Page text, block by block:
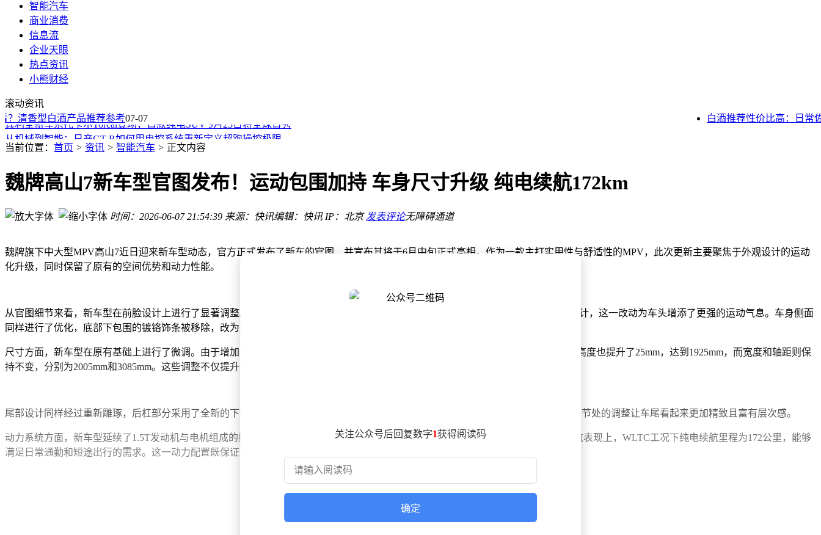
智能汽车
商业消费
信息流
企业天眼
热点资讯
小熊财经
滚动资讯
清香型白酒产品推荐参考07-07 白酒推荐性价比高：日常佐
全新坦克300焕新登场：车身优化智能升级，预售25.98万元起
宾利全新车系托卡尔Torcal登场，首款纯电SUV 9月23日将全球首秀
从机械到智能：日产GT-R如何用电控系统重新定义超跑操控极限
百万美元圆收藏梦，三台阿尔法罗密欧8C打造专属经典车库
比亚迪调整支付策略：商票承兑余额2026年6月末攀升至249亿元
马麟：蔚来品牌6月平均成交价为44.3万元
宝马M2凭借全新赛道套件打破燃油及混动紧凑车型纽北纪录
宾利第四大车系命名托卡尔Torcal，首款纯电SUV 9月23日亮相
全新坦克300焕新登场：车身优化智能升级，预售25.98万元起
当前位置： 首页 > 资讯 > 智能汽车 > 正文内容
魏牌高山7新车型官图发布！运动包围加持 车身尺寸升级 纯电续航172km
时间：2026-06-07 21:54:39 来源：快讯编辑：快讯 IP：北京 发表评论无障碍通道
魏牌旗下中大型MPV高山7近日迎来新车型动态，官方正式发布了新车的官图，并宣布其将于6月中旬正式亮相。作为一款主打实用性与舒适性的MPV，此次更新主要聚焦于外观设计的运动
化升级，同时保留了原有的空间优势和动力性能。
从官图细节来看，新车型在前脸设计上进行了显著调整。原本贯穿前杠下部的U形镀铬装饰被取消，取而代之的是底部突出的扰流铲设计，这一改动为车头增添了更强的运动气息。车身侧面
同样进行了优化，底部下包围的镀铬饰条被移除，改为更具空气动力学效果的扰流下边裙，进一步强化了整车的运动风格。
尺寸方面，新车型在原有基础上进行了微调。由于增加了前包围设计，车身长度从原来的5094mm增加至5149mm，增幅达55mm；车身高度也提升了25mm，达到1925mm，而宽度和轴距则保
持不变，分别为2005mm和3085mm。这些调整不仅提升了车辆的视觉效果，也为车内空间布局提供了更多可能性。
尾部设计同样经过重新雕琢，后杠部分采用了全新的下包围造型，与前脸和侧面的运动化风格形成呼应。虽然整体轮廓保持不变，但细节处的调整让车尾看起来更加精致且富有层次感。
动力系统方面，新车型延续了1.5T发动机与电机组成的插电式混合动力系统，系统综合功率达到337千瓦，综合扭矩为644牛·米。在续航表现上，WLTC工况下纯电续航里程为172公里，能够
满足日常通勤和短途出行的需求。这一动力配置既保证了强劲的动力输出，又兼顾了燃油经济性和环保性能。
关注公众号后回复数字1获得阅读码
确定